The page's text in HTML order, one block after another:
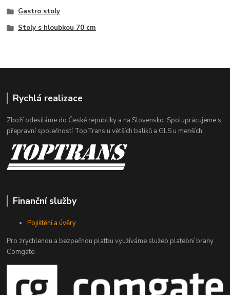
Gastro stoly
Stoly s hloubkou 70 cm
Rychlá realizace
Zboží odesíláme do České republiky a na Slovensko. Spoluprácujeme s
přepravní společností TopTrans u větších balíků a GLS u menších.
Finanční služby
Pojištění a úvěry
Pro zrychlenou a bezpečnou platbu využíváme služeb platební brany
Comgate.